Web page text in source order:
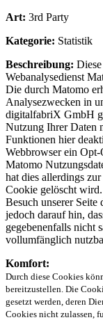
Art: 3rd Party
Kategorie: Statistik
Beschreibung:
Webanalysedienst
Die durch Matomo
Analysezwecken in
digitalfabriX GmbH
Nutzung Ihrer Daten
Funktionen hier
Webbrowser ein
Matomo
hat dies allerdings
Cookie gelöscht
Besuch unserer
jedoch darauf hin,
gegebenenfalls nicht
vollumfänglich
Komfort:
Durch diese Cookies
bereitzustellen. Die
gesetzt werden, deren
Cookies nicht zulassen,